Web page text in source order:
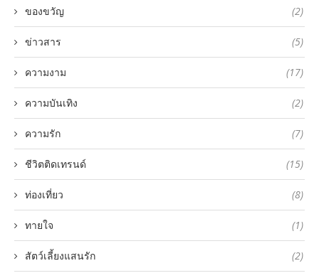
ของขวัญ (2)
ข่าวสาร (5)
ความงาม (17)
ความบันเทิง (2)
ความรัก (7)
ชีวิตติดเทรนด์ (15)
ท่องเที่ยว (8)
ทายใจ (1)
สัตว์เลี้ยงแสนรัก (2)